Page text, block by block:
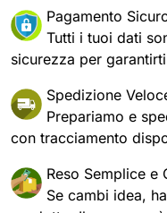
Pagamento
Tutti i tuoi dati
sicurezza per
Spedizione
Prepariamo e
con tracciamento
Reso Semplice e
Se cambi idea,